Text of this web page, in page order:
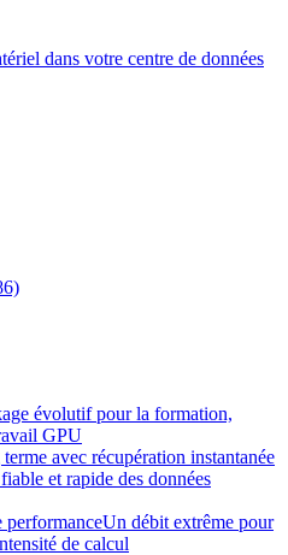
dans votre centre de données
évolutif pour la formation,
GPU
avec récupération instantanée
et rapide des données
performanceUn débit extrême pour
de calcul